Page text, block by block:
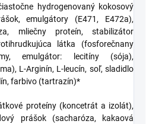
hydrogenovaný kokosový
emulgátory (E471, E472a),
mliečny proteín, stabilizátor
látka (fosforečnany
emulgátor: lecitíny (sója),
L-Arginín, L-leucín, soľ, sladidlo
farbivo (tartrazín)*
proteíny (koncetrát a izolát),
prášok (sacharóza, kakaová